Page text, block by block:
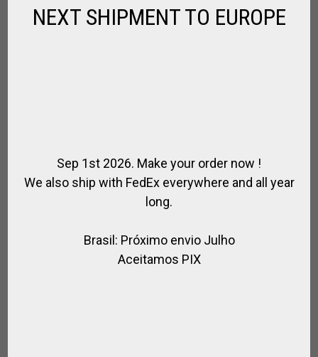
JULI LIGHT – KIT SELLE ENDURANCE
NEXT SHIPMENT TO EUROPE
Sep 1st 2026. Make your order now !
We also ship with FedEx everywhere and all year
long.
Brasil: Próximo envio Julho
Aceitamos PIX